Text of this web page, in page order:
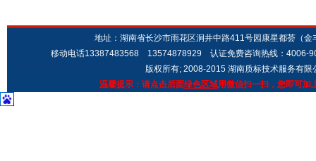
地址：湖南省长沙市雨花区洞井中路411号园康星都荟（
移动电话13387483568 13574878929 认证免费咨询热线：4006-
版权所有; 2008-2015 湖南质标技术服务有限
温馨提示：请点击后面绿色区域用微信扫一扫，您即可加